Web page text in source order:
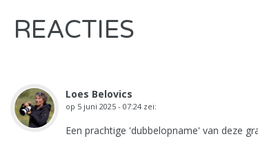
REACTIES
Loes Belovics
op 5 juni 2025 - 07:24 zei:
Een prachtige 'dubbelopname' van deze